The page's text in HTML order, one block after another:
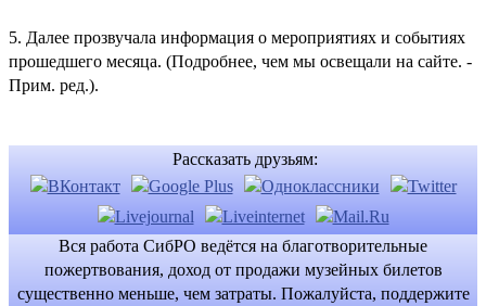
5. Далее прозвучала информация о мероприятиях и событиях
прошедшего месяца. (Подробнее, чем мы освещали на сайте. -
Прим. ред.).
Рассказать друзьям:
Вся работа СибРО ведётся на благотворительные
пожертвования, доход от продажи музейных билетов
существенно меньше, чем затраты. Пожалуйста, поддержите